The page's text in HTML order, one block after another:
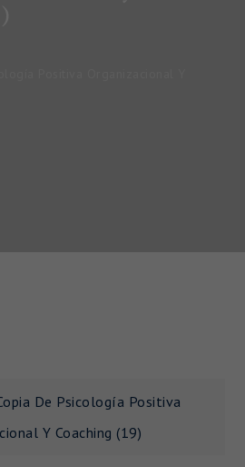
De Psicología Positiva
Y Coaching (19)